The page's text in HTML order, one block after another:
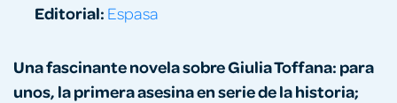
Una fascinante novela sobre Giulia Toffana: para
unos, la primera asesina en serie de la historia;
Editorial: Espasa